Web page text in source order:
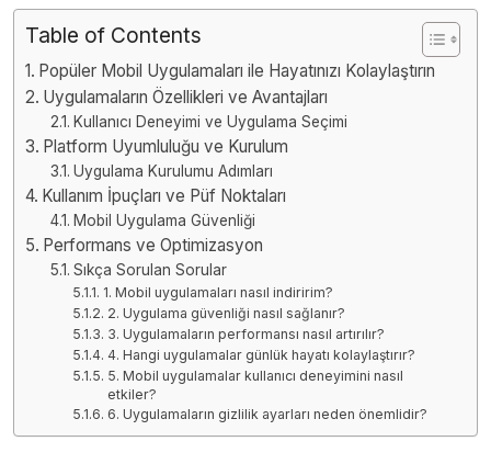
Table of Contents
Popüler Mobil Uygulamaları ile Hayatınızı Kolaylaştırın
Uygulamaların Özellikleri ve Avantajları
Kullanıcı Deneyimi ve Uygulama Seçimi
Platform Uyumluluğu ve Kurulum
Uygulama Kurulumu Adımları
Kullanım İpuçları ve Püf Noktaları
Mobil Uygulama Güvenliği
Performans ve Optimizasyon
Sıkça Sorulan Sorular
1. Mobil uygulamaları nasıl indiririm?
2. Uygulama güvenliği nasıl sağlanır?
3. Uygulamaların performansı nasıl artırılır?
4. Hangi uygulamalar günlük hayatı kolaylaştırır?
5. Mobil uygulamalar kullanıcı deneyimini nasıl
etkiler?
6. Uygulamaların gizlilik ayarları neden önemlidir?